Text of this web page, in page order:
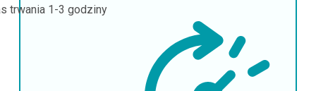
trwania 1-3 godziny